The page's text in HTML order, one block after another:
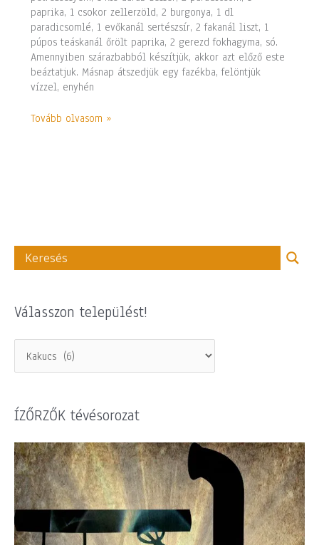
paprika, 1 csokor zellerzöld, 2 burgonya, 1 dl
paradicsomlé, 1 evőkanál sertészsír, 2 fakanál liszt, 1
púpos teáskanál őrölt paprika, 2 gerezd fokhagyma, só.
Amennyiben szárazbabból készítjük, akkor azt előző este
beáztatjuk. Másnap átszedjük egy fazékba, felöntjük
vízzel, enyhén
Tovább olvasom »
Válasszon települést!
ÍZŐRZŐK tévésorozat